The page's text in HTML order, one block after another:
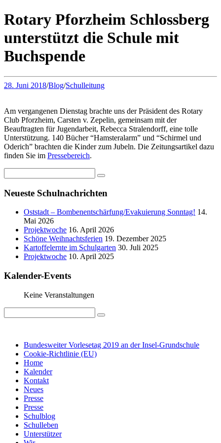
Rotary Pforzheim Schlossberg
unterstützt die Schule mit
Buchspende
28. Juni 2018/Blog/Schulleitung
Am vergangenen Dienstag brachte uns der Präsident des Rotary
Club Pforzheim, Carsten v. Zepelin, gemeinsam mit der
Beauftragten für Jugendarbeit, Rebecca Stralendorff, eine tolle
Unterstützung. 140 Bücher “Hamsteralarm” und “Schirmel und
Oderich” brachten die Kinder zum Jubeln. Die Zeitungsartikel dazu
finden Sie im Pressebereich.
Neueste Schulnachrichten
Oststadt – Bombenentschärfung/Evakuierung Sonntag! 14.
Mai 2026
Projektwoche 16. April 2026
Schöne Weihnachtsferien 19. Dezember 2025
Kartoffelernte im Schulgarten 30. Juli 2025
Projektwoche 10. April 2025
Kalender-Events
Keine Veranstaltungen
Bundesweiter Vorlesetag 2019 an der Insel-Grundschule
Cookie-Richtlinie (EU)
Home
Kalender
Kontakt
Neues
Presse
Presse
Schulblog
Schulleben
Unterstützer